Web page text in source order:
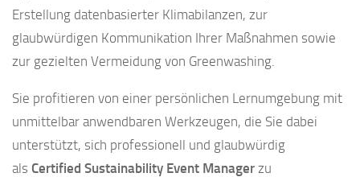
Erstellung datenbasierter Klimabilanzen, zur
glaubwürdigen Kommunikation Ihrer Maßnahmen sowie
zur gezielten Vermeidung von Greenwashing.
Sie profitieren von einer persönlichen Lernumgebung mit
unmittelbar anwendbaren Werkzeugen, die Sie dabei
unterstützt, sich professionell und glaubwürdig
als Certified Sustainability Event Manager zu